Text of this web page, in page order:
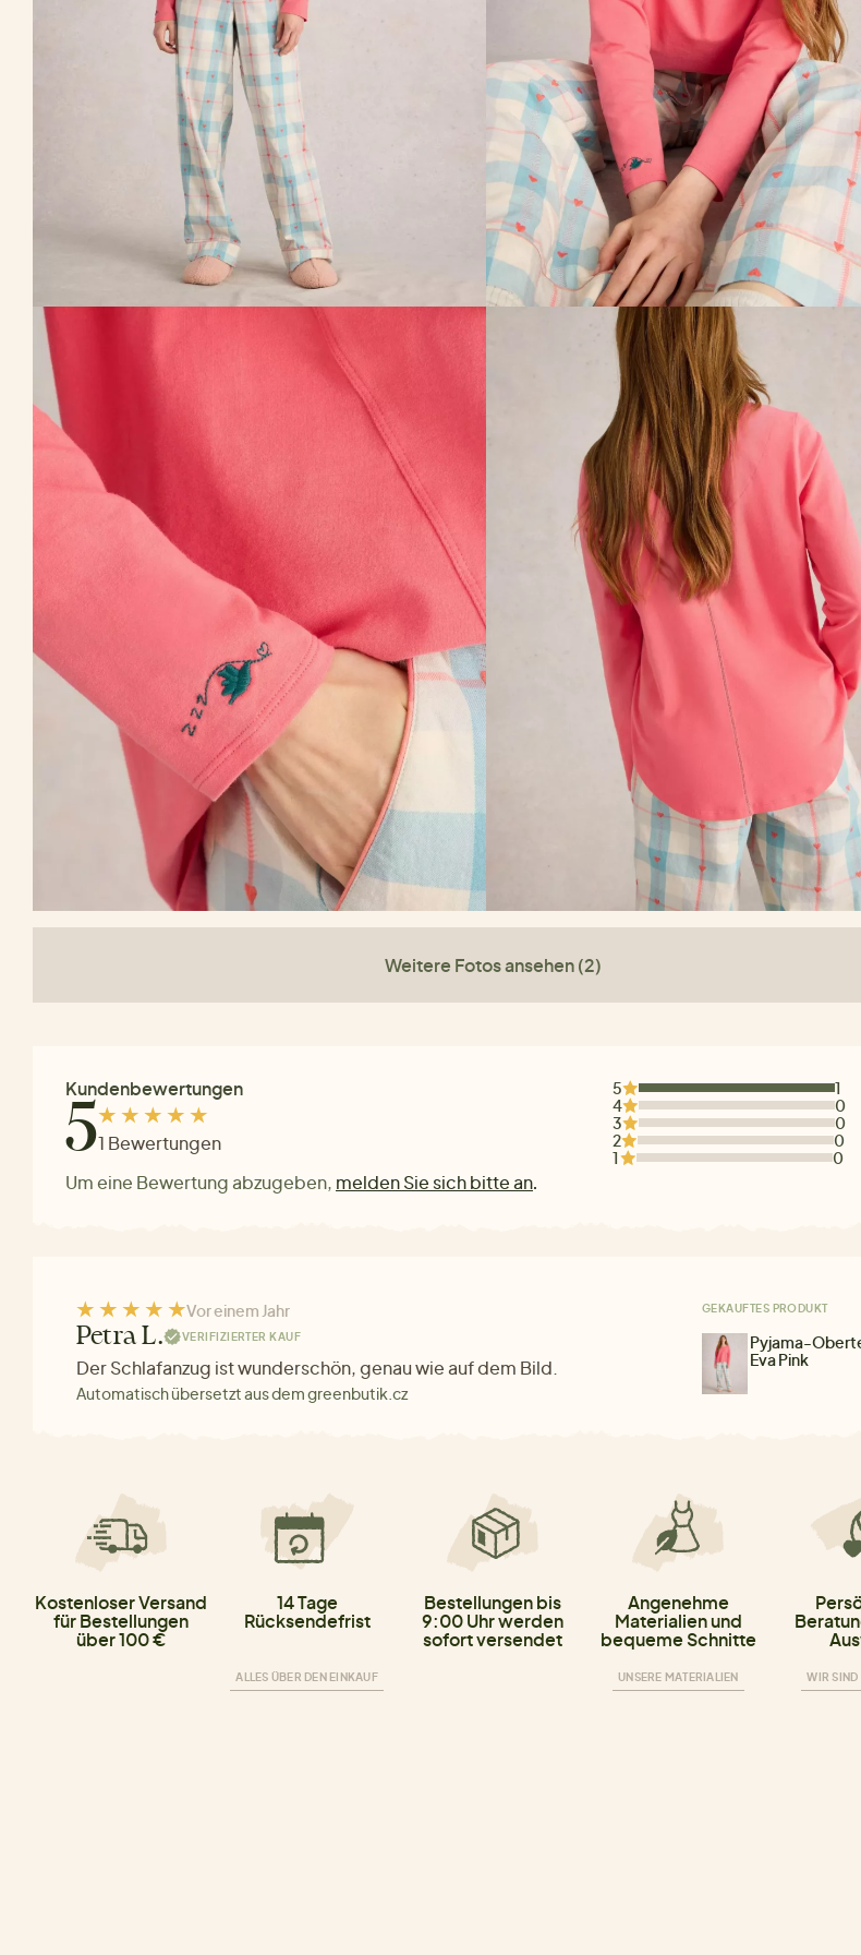
Weitere Fotos ansehen (2)
Kundenbewertungen
51 Bewertungen
Um eine Bewertung abzugeben, melden Sie sich bitte an.
5
1
4
0
3
0
2
0
1
0
Vor einem Jahr
Petra L. VERIFIZIERTER KAUF
Der Schlafanzug ist wunderschön, genau wie auf dem Bild.
Automatisch übersetzt aus dem greenbutik.cz
GEKAUFTES PRODUKT
Pyjama-
Eva Pink
Kostenloser Versand
für Bestellungen
über 100 €
14 Tage
Rücksendefrist
ALLES ÜBER DEN EINKAUF
Bestellungen bis
9:00 Uhr werden
sofort versendet
Angenehme
Materialien und
bequeme Schnitte
UNSERE MATERIALIEN WIR SIND